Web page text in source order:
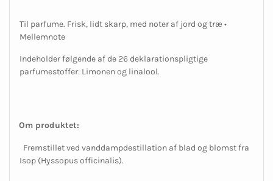
Til parfume. Frisk, lidt skarp, med noter af jord og træ •
Mellemnote
Indeholder følgende af de 26 deklarationspligtige
parfumestoffer: Limonen og linalool.
Om produktet:
Fremstillet ved vanddampdestillation af blad og blomst fra
Isop (Hyssopus officinalis).